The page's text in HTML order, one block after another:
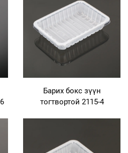
Барих бокс зүүн
тогтвортой 2115-4